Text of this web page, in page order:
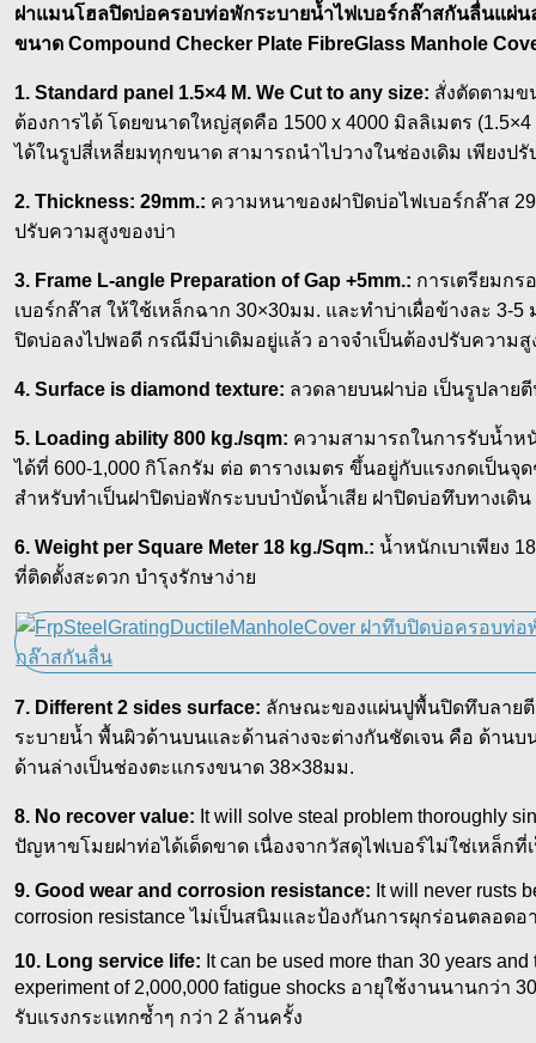
ฝาแมนโฮลปิดบ่อครอบท่อพักระบายน้ำไฟเบอร์กล๊าสกันลื่นแผ่น
ขนาด Compound Checker Plate FibreGlass Manhole
1. Standard panel 1.5×4 M. We Cut to any size: สั่งตัดตามข
ต้องการได้ โดยขนาดใหญ่สุดคือ 1500 x 4000 มิลลิเมตร
ได้ในรูปสี่เหลี่ยมทุกขนาด สามารถนำไปวางในช่องเดิม เพียงป
2. Thickness: 29mm.: ความหนาของฝาปิดบ่อไฟเบอร์กล๊าส
ปรับความสูงของบ่า
3. Frame L-angle Preparation of Gap +5mm.: การเตรียมกร
เบอร์กล๊าส ให้ใช้เหล็กฉาก 30×30มม. และทำบ่าเผื่อข้างละ 3-
ปิดบ่อลงไปพอดี กรณีมีบ่าเดิมอยู่แล้ว อาจจำเป็นต้องปรับความ
4. Surface is diamond texture: ลวดลายบนฝาบ่อ เป็นรูปลาย
5. Loading ability 800 kg./sqm: ความสามารถในการรับน้ำห
ได้ที่ 600-1,000 กิโลกรัม ต่อ ตารางเมตร ขึ้นอยู่กับแรงกดเป็นจุ
สำหรับทำเป็นฝาปิดบ่อพักระบบบำบัดน้ำเสีย ฝาปิดบ่อทึบทางเดิ
6. Weight per Square Meter 18 kg./Sqm.: น้ำหนักเบาเพียง
ที่ติดตั้งสะดวก บำรุงรักษาง่าย
7. Different 2 sides surface: ลักษณะของแผ่นปูพื้นปิดทึบลาย
ระบายน้ำ พื้นผิวด้านบนและด้านล่างจะต่างกันชัดเจน คือ ด้าน
ด้านล่างเป็นช่องตะแกรงขนาด 38×38มม.
8. No recover value: It will solve steal problem thoroughly
ปัญหาขโมยฝาท่อได้เด็ดขาด เนื่องจากวัสดุไฟเบอร์ไม่ใช่เหล็ก
9. Good wear and corrosion resistance: It will never rusts
corrosion resistance ไม่เป็นสนิมและป้องกันการผุกร่อนตลอดอ
10. Long service life: It can be used more than 30 years
experiment of 2,000,000 fatigue shocks อายุใช้งานนานกว่า
รับแรงกระแทกซ้ำๆ กว่า 2 ล้านครั้ง